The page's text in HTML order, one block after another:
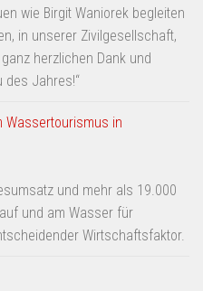
wie Birgit Waniorek begleiten
in unserer Zivilgesellschaft,
herzlichen Dank und
des Jahres!“
Wassertourismus in
und mehr als 19.000
und am Wasser für
Wirtschaftsfaktor.